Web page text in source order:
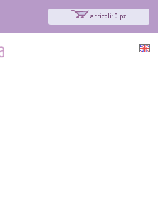
articoli: 0 pz.